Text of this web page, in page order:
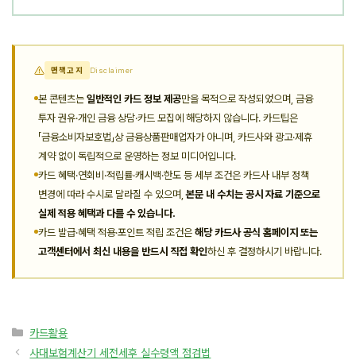
면책고지 Disclaimer
본 콘텐츠는 일반적인 카드 정보 제공만을 목적으로 작성되었으며, 금융
투자 권유·개인 금융 상담·카드 모집에 해당하지 않습니다. 카드팁은
「금융소비자보호법」상 금융상품판매업자가 아니며, 카드사와 광고·제휴
계약 없이 독립적으로 운영하는 정보 미디어입니다.
카드 혜택·연회비·적립률·캐시백·한도 등 세부 조건은 카드사 내부 정책
변경에 따라 수시로 달라질 수 있으며,본문 내 수치는 공시 자료 기준으로
실제 적용 혜택과 다를 수 있습니다.
카드 발급·혜택 적용·포인트 적립 조건은 해당 카드사 공식 홈페이지 또는
고객센터에서 최신 내용을 반드시 직접 확인하신 후 결정하시기 바랍니다.
카
테
카드활용
사대보험계산기 세전세후 실수령액 점검법